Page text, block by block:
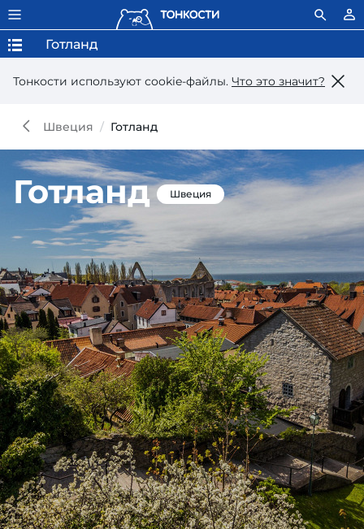
Тонкости используют сookie-файлы. Что это значит?
Готланд
Швеция Готланд
Готланд Швеция